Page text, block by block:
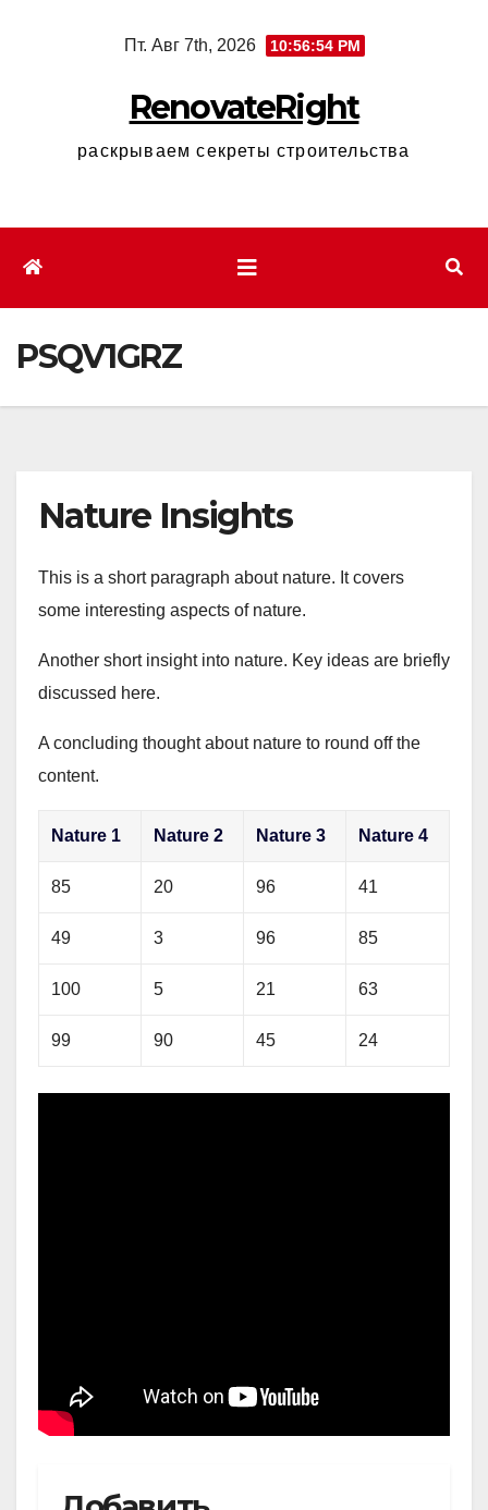
Пт. Авг 7th, 2026 10:56:55 PM
RenovateRight
раскрываем секреты строительства
PSQV1GRZ
Nature Insights
This is a short paragraph about nature. It covers
some interesting aspects of nature.
Another short insight into nature. Key ideas are briefly
discussed here.
A concluding thought about nature to round off the
content.
Nature 1 Nature 2 Nature 3 Nature 4
85 20 96 41
49 3 96 85
100 5 21 63
99 90 45 24